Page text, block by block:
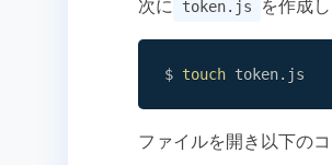
次に token.js を作成し
$ touch token.js
ファイルを開き以下の